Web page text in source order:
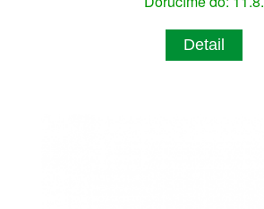
Detail